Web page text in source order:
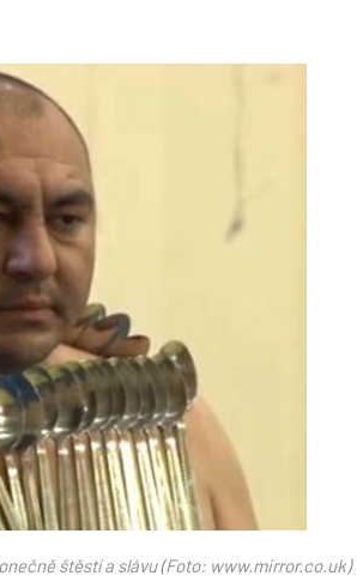
štěstí a slávu (Foto: www.mirror.co.uk)